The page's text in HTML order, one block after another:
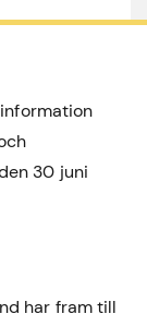
30 juni
har fram till